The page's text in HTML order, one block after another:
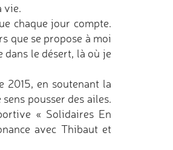
vie.
chaque jour compte.
que se propose à moi
dans le désert, là où je
2015, en soutenant la
pousser des ailes.
« Solidaires En
avec Thibaut et